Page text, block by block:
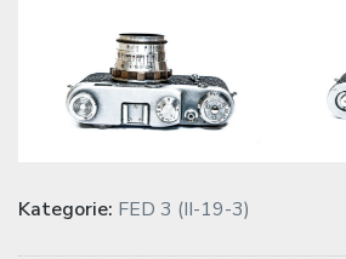
Kategorie: FED 3 (II-19-3)